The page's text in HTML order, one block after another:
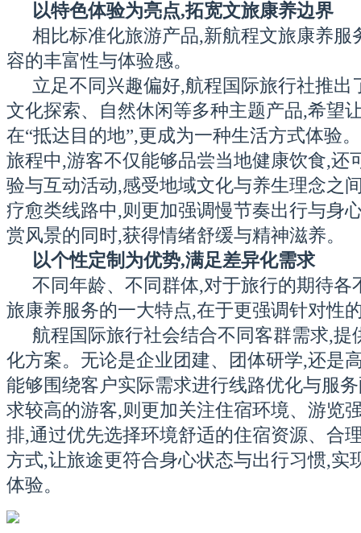
以特色体验为亮点,拓宽文旅康养边界
相比标准化旅游产品,新航程文旅康养服
容的丰富性与体验感。
立足不同兴趣偏好,航程国际旅行社推出
文化探索、自然休闲等多种主题产品,希望
在“抵达目的地”,更成为一种生活方式体验
旅程中,游客不仅能够品尝当地健康饮食,还
验与互动活动,感受地域文化与养生理念之
疗愈类线路中,则更加强调慢节奏出行与身
赏风景的同时,获得情绪舒缓与精神滋养。
以个性定制为优势,满足差异化需求
不同年龄、不同群体,对于旅行的期待各
旅康养服务的一大特点,在于更强调针对性
航程国际旅行社会结合不同客群需求,提
化方案。无论是企业团建、团体研学,还是
能够围绕客户实际需求进行线路优化与服
求较高的游客,则更加关注住宿环境、游览
排,通过优先选择环境舒适的住宿资源、合
方式,让旅途更符合身心状态与出行习惯,实
体验。